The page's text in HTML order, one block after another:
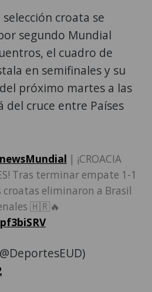
croata se
segundo Mundial
el cuadro de
en semifinales y su
próximo martes a las
del cruce entre Países
| ¡CROACIA
Tras terminar empate 1-1
croatas eliminaron a Brasil
🇭🇷🔥